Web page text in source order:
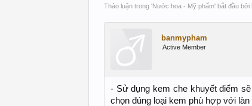
Thảo luận trong 'Nước hoa - Mỹ phẩm' bắt đầu bởi
banmypham
Active Member
- Sử dụng kem che khuyết điểm
chọn đúng loại kem phù hợp với làn